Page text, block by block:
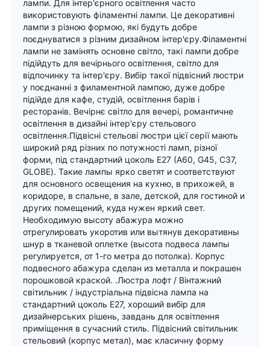
лампи. Для інтер'єрного освітлення часто
використовують філаментні лампи. Це декоративні
лампи з різною формою, які будуть добре
поєднуватися з різним дизайном інтер'єру.Філаментні
лампи не замінять основне світло, такі лампи добре
підійдуть для вечірнього освітлення, світло для
відпочинку та інтер'єру. Вибір такої підвісний люстри
у поєднанні з филаментной лампою, дуже добре
підійде для кафе, студій, освітлення барів і
ресторанів. Вечірнє світло для вечері, романтичне
освітлення в дизайні інтер'єру стельового
освітлення.Підвісні стельові люстри цієї серії мають
широкий ряд різних по потужності ламп, різної
форми, під стандартний цоколь Е27 (A60, G45, C37,
GLOBE). Такие лампы ярко светят и соответствуют
для основного освещения на кухню, в прихожей, в
коридоре, в спальне, в зале, детской, для гостиной и
других помещений, куда нужен яркий свет.
Необходимую высоту абажура можно
отрегулировать укоротив или вытянув декоративны
шнур в тканевой оплетке (высота подвеса лампы
регулируется, от 1-го метра до потолка). Корпус
подвесного абажура сделан из металла и покрашен
порошковой краской. .Люстра лофт / Вінтажний
світильник / індустріальна підвісна лампа на
стандартний цоколь Е27, хороший вибір для
дизайнерських рішень, завдань для освітлення
приміщення в сучасний стиль. Підвісний світильник
стельовий (корпус метал), має класичну форму